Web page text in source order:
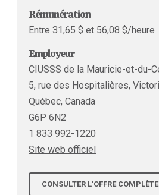
Rémunération
Entre 31,65 $ et 56,08 $/heure
Employeur
CIUSSS de la Mauricie-et-du-
5, rue des Hospitalières,
Québec, Canada
G6P 6N2
1 833 992-1220
Site web officiel
CONSULTER L'OFFRE COMPLÈTE